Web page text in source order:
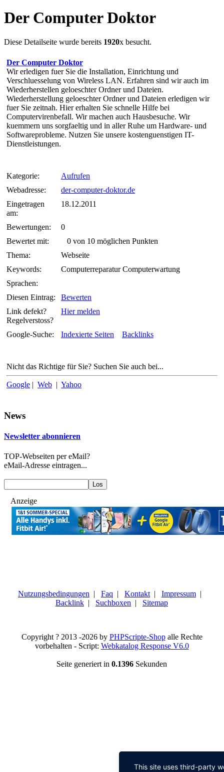
Der Computer Doktor
Diese Detailseite wurde bereits 1920x besucht.
Der Computer Doktor
Wir erledigen fuer Sie die Installation, Einrichtung und
Verschluesselung von Wireless LAN. Erfahren sind wir auch im
Wiederherstellen geloeschter Ordner und Dateien.
Wiederherstellung geloeschter Ordner und Dateien erledigen wir
fuer Sie zeitnah. Hier erhalten Sie schnelle Hilfe bei
Computervirenbefall. Wir machen auch Hausbesuche. Wir
kuemmern uns sorgfaeltig und in aller Ruhe um Hardware- und
Softwareprobleme. Nutzen Sie unsere kostenguenstigen IT-
Dienstleistungen.
Kategorie:
Aufrufen
Webadresse:
der-computer-doktor.de
Eingetragen
am:
18.12.2011
Bewertungen:
0
Bewertet mit:
0 von 10 möglichen Punkten
Thema:
Webseite
Keywords:
Computerreparatur Computerwartung
Sprachen:
Diesen Eintrag:
Bewerten
Link defekt?
Regelverstoss?
Hier melden
Google-Suche: Indexierte Seiten Backlinks
Nicht das Richtige für Sie? Suchen Sie auch bei...
Google | Web | Yahoo
News
Newsletter abonnieren
TOP-Webseiten per eMail?
eMail-Adresse eintragen...
Anzeige
Nutzungsbedingungen | Faq | Kontakt | Impressum |
Backlink | Suchboxen | Sitemap
Copyright ? 2013 -2026 by PHPScripte-Shopalle Rechte
vorbehalten - Script: Webkatalog Response V6.0
Seite generiert in 0.1396 Sekunden
This site uses third-party